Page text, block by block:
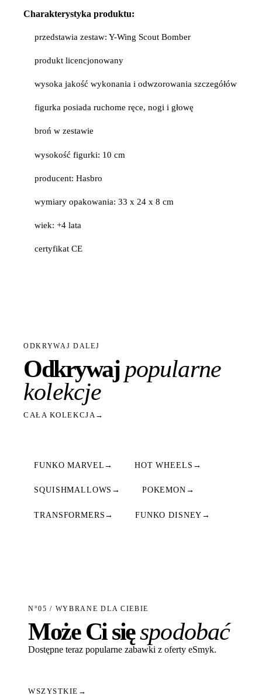
Charakterystyka produktu:
przedstawia zestaw: Y-Wing Scout Bomber
produkt licencjonowany
wysoka jakość wykonania i odwzorowania szczegółów
figurka posiada ruchome ręce, nogi i głowę
broń w zestawie
wysokość figurki: 10 cm
producent: Hasbro
wymiary opakowania: 33 x 24 x 8 cm
wiek: +4 lata
certyfikat CE
ODKRYWAJ DALEJ
Odkrywajpopularne
kolekcje
CAŁA KOLEKCJA→
FUNKO MARVEL → HOT WHEELS →
SQUISHMALLOWS → POKEMON →
TRANSFORMERS → FUNKO DISNEY →
N°05 / WYBRANE DLA CIEBIE
Może Ci sięspodobać
Dostępne teraz popularne zabawki z oferty eSmyk.
WSZYSTKIE →